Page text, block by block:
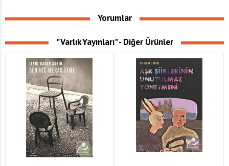
Yorumlar
"Varlık Yayınları" - Diğer Ürünler